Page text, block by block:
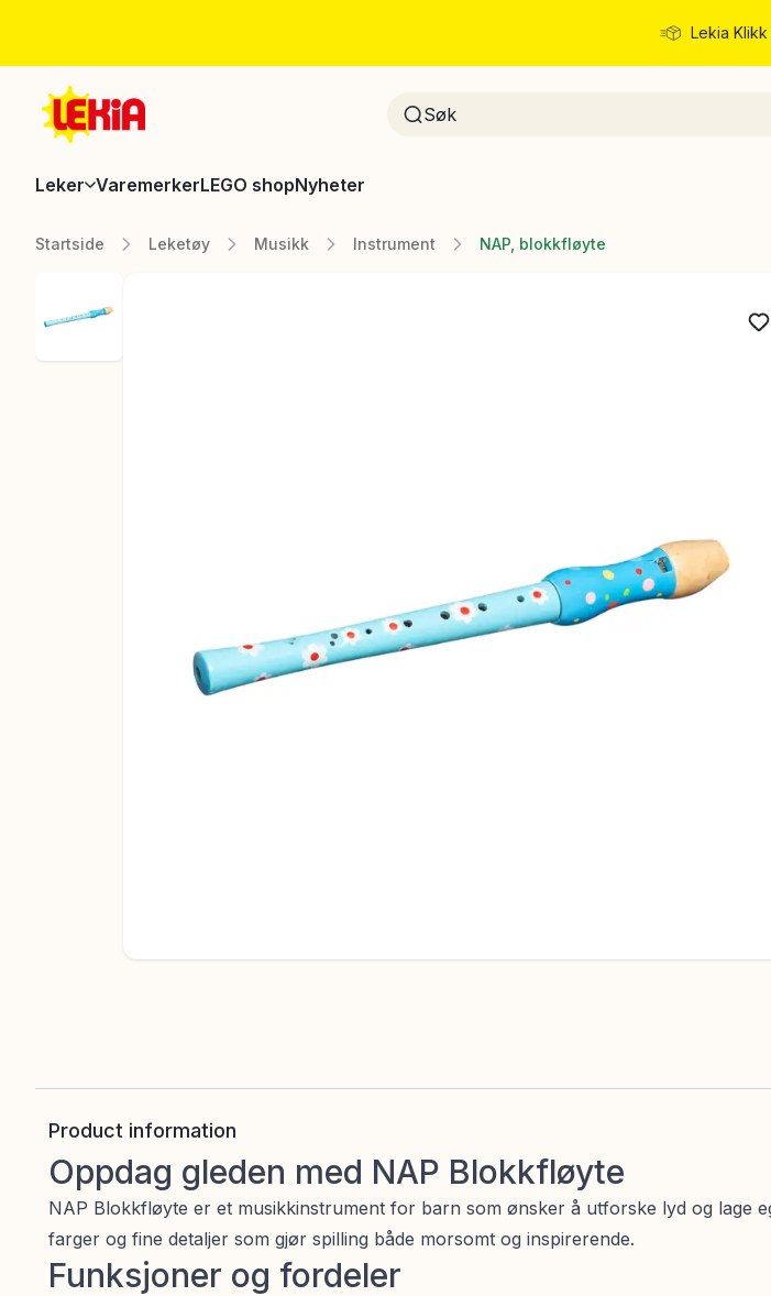
Lekia
Leker VaremerkerLEGO shopNyheter
Startside Leketøy Musikk Instrument NAP, blokkfløyte
Product information
Oppdag gleden med NAP Blokkfløyte
NAP Blokkfløyte er et musikkinstrument for barn som ønsker å utforske lyd og lage
farger og fine detaljer som gjør spilling både morsomt og inspirerende.
Funksjoner og fordeler